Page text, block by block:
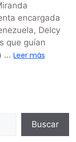
encargada
Delcy
que guían
… Leer más
Buscar